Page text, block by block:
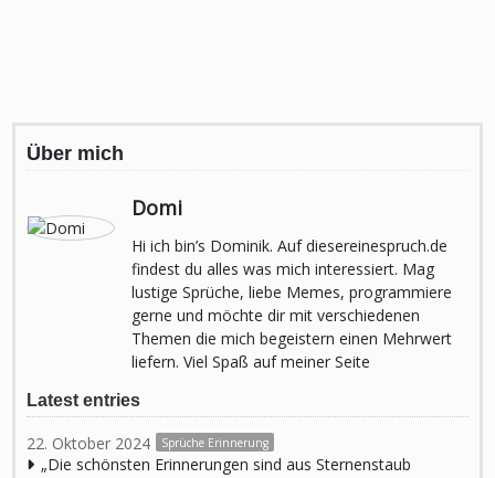
Über mich
Domi
Hi ich bin’s Dominik. Auf diesereinespruch.de
findest du alles was mich interessiert. Mag
lustige Sprüche, liebe Memes, programmiere
gerne und möchte dir mit verschiedenen
Themen die mich begeistern einen Mehrwert
liefern. Viel Spaß auf meiner Seite
Latest entries
22. Oktober 2024 Sprüche Erinnerung
„Die schönsten Erinnerungen sind aus Sternenstaub